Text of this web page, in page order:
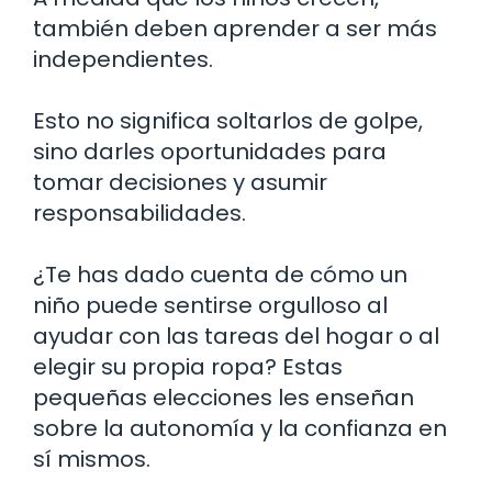
también deben aprender a ser más
independientes.
Esto no significa soltarlos de golpe,
sino darles oportunidades para
tomar decisiones y asumir
responsabilidades.
¿Te has dado cuenta de cómo un
niño puede sentirse orgulloso al
ayudar con las tareas del hogar o al
elegir su propia ropa? Estas
pequeñas elecciones les enseñan
sobre la autonomía y la confianza en
sí mismos.